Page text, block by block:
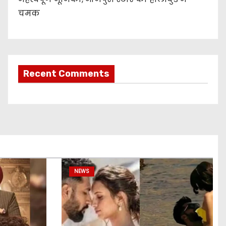
चमक
Recent Comments
NEWS